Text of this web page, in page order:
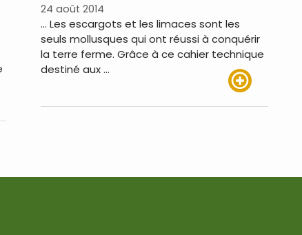
24 août 2014
… Les escargots et les limaces sont les
seuls mollusques qui ont réussi à conquérir
la terre ferme. Grâce à ce cahier technique
destiné aux …